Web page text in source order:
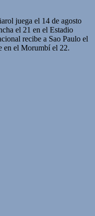
juega el 14 de agosto
el 21 en el Estadio
recibe a Sao Paulo el
en el Morumbí el 22.